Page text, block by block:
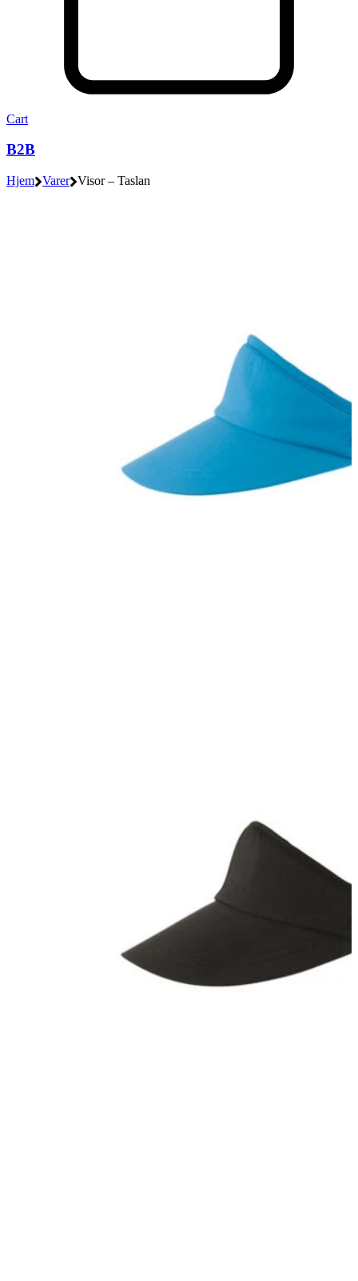
Cart
B2B
Hjem Varer Visor – Taslan